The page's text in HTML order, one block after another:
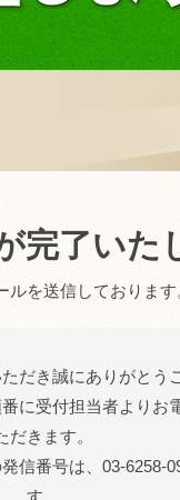
完了いた
を送信しております
だき誠にありがとう
に受付担当者よりお
だきます。
信番号は、03-6258-
す。